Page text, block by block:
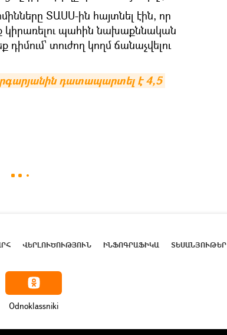
ՏԱՍՍ-ին հայտնել էին, որ
կիրառելու պահին նախաքննական
տուժող կողմ ճանաչվելու
դատապարտել է 4,5
ՎԵՐԼՈՒԾՈՒԹՅՈՒՆ ԻՆՖՈԳՐԱՖԻԿԱ ՏԵՍԱՆՅՈՒԹԵՐ
Odnoklassniki